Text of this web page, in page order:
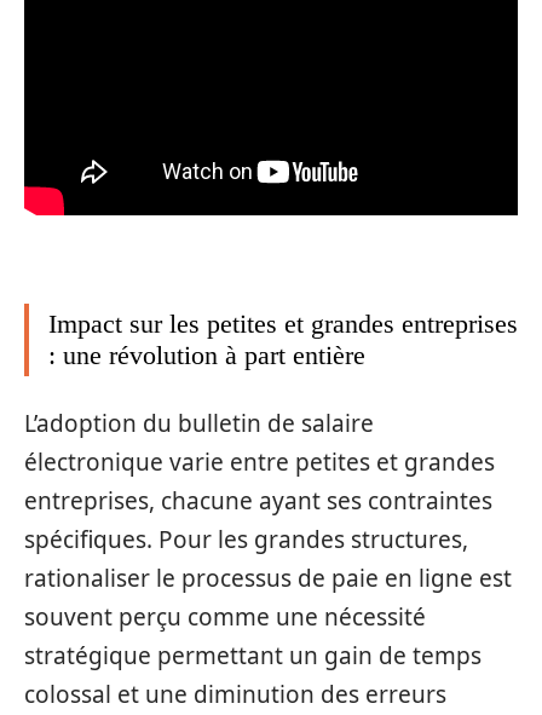
Impact sur les petites et grandes entreprises
: une révolution à part entière
L’adoption du bulletin de salaire
électronique varie entre petites et grandes
entreprises, chacune ayant ses contraintes
spécifiques. Pour les grandes structures,
rationaliser le processus de paie en ligne est
souvent perçu comme une nécessité
stratégique permettant un gain de temps
colossal et une diminution des erreurs